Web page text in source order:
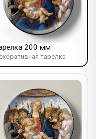
200 мм
тарелка